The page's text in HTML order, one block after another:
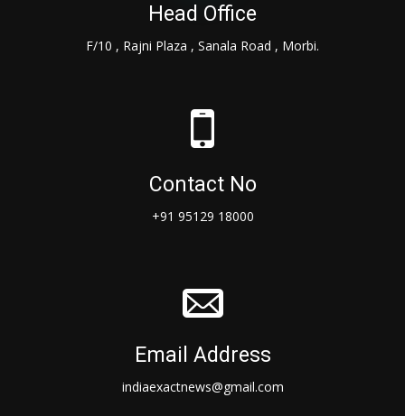
Head Office
F/10 , Rajni Plaza , Sanala Road , Morbi.
Contact No
+91 95129 18000
Email Address
indiaexactnews@gmail.com